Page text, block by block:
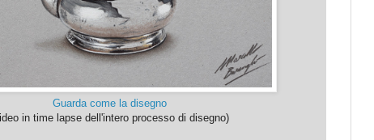
Guarda come la disegno
in time lapse dell'intero processo di disegno)